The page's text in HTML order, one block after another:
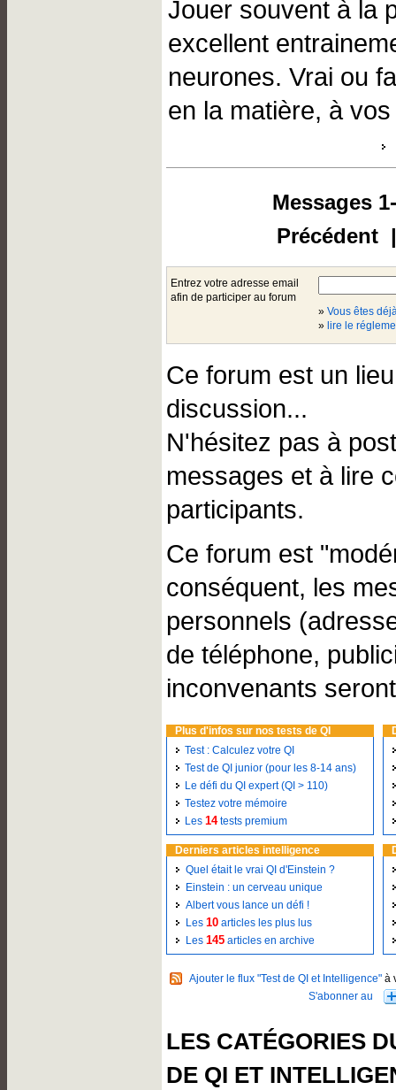
Jouer souvent à la
excellent
neurones. Vrai ou
en la matière, à
Messages
Précédent
Entrez votre adresse email
afin de participer au forum
» Vous êtes
» lire le
Ce forum est un
discussion...
N'hésitez pas à
messages et à lire
participants.
Ce forum est
conséquent, les
personnels
de téléphone,
inconvenants
Plus d'infos sur nos tests de QI
Test : Calculez votre QI
Test de QI junior (pour les 8-14 ans)
Le défi du QI expert (QI > 110)
Testez votre mémoire
Les 14tests premium
Derniers articles intelligence
Quel était le vrai QI d'Einstein ?
Einstein : un cerveau unique
Albert vous lance un défi !
Les 10 articles les plus lus
Les 145 articles en archive
Ajouter le flux "Test de QI et Intelligence" à
LES CATÉGORIES
DE QI ET